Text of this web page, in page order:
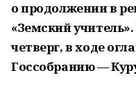
о продолжении в
«Земский
четверг, в ходе
Госсобранию —